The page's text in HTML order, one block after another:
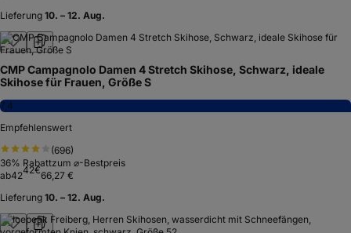
Lieferung 10. – 12. Aug.
CMP Campagnolo Damen 4 Stretch Skihose, Schwarz, ideale
Skihose für Frauen, Größe S
7,4
Empfehlenswert
(696)
36% Rabattzum ⌀-Bestpreis
ab4242€66,27 €
Lieferung 10. – 12. Aug.